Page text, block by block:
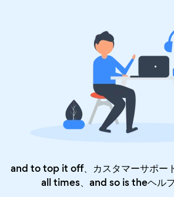
and to top it off、カスタマーサポー
all times、and so is theヘル